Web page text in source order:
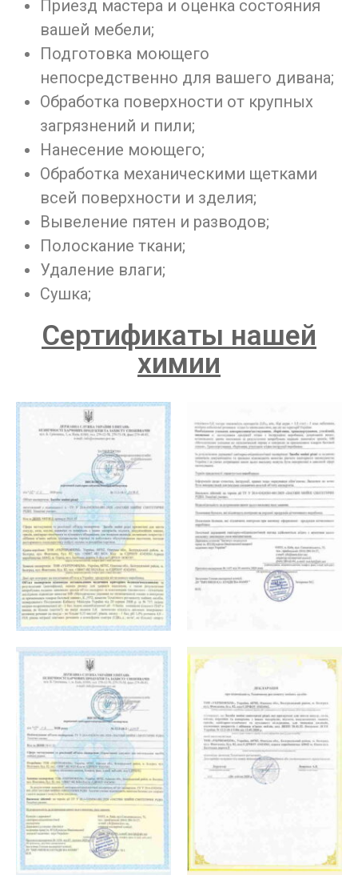
Приезд мастера и оценка состояния
вашей мебели;
Подготовка моющего
непосредственно для вашего дивана;
Обработка поверхности от крупных
загрязнений и пили;
Нанесение моющего;
Обработка механическими щетками
всей поверхности и зделия;
Вывеление пятен и разводов;
Полоскание ткани;
Удаление влаги;
Сушка;
Сертификаты нашей
химии